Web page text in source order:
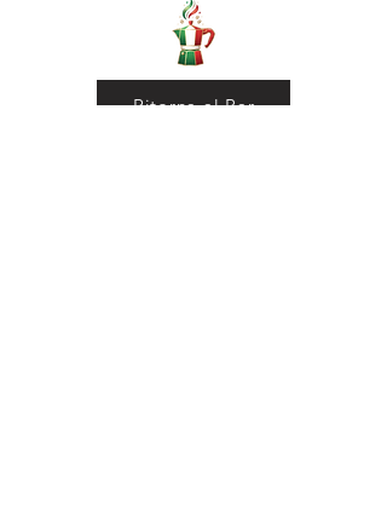
Ritorna al Bar